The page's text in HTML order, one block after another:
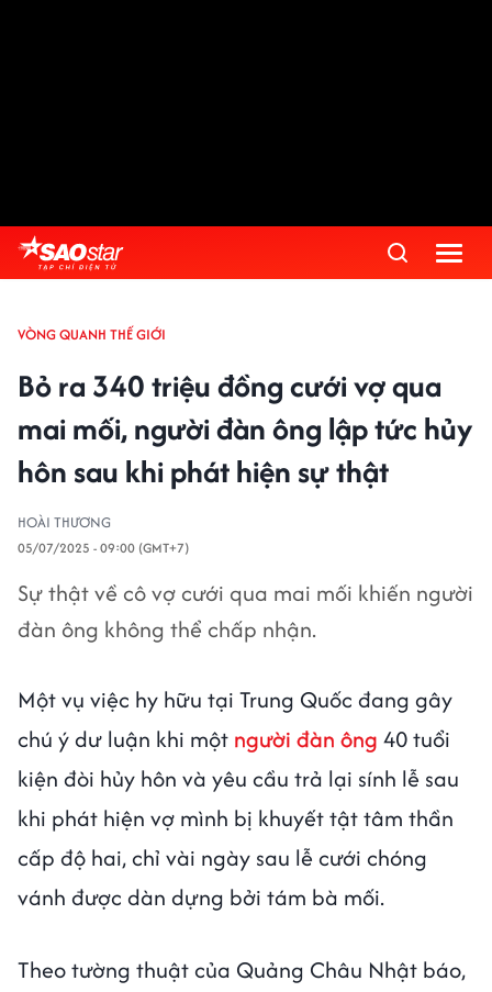
VÒNG QUANH THẾ GIỚI
Bỏ ra 340 triệu đồng cưới vợ qua
mai mối, người đàn ông lập tức hủy
hôn sau khi phát hiện sự thật
HOÀI THƯƠNG
05/07/2025 - 09:00 (GMT+7)
Sự thật về cô vợ cưới qua mai mối khiến người
đàn ông không thể chấp nhận.
Một vụ việc hy hữu tại Trung Quốc đang gây
chú ý dư luận khi một người đàn ông 40 tuổi
kiện đòi hủy hôn và yêu cầu trả lại sính lễ sau
khi phát hiện vợ mình bị khuyết tật tâm thần
cấp độ hai, chỉ vài ngày sau lễ cưới chóng
vánh được dàn dựng bởi tám bà mối.
Theo tường thuật của Quảng Châu Nhật báo,